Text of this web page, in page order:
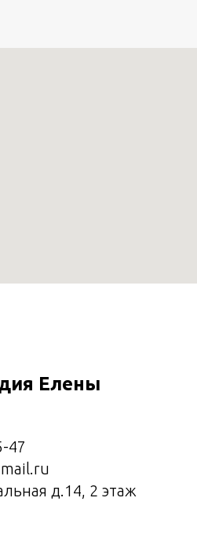
Елены
47
д.14, 2 этаж